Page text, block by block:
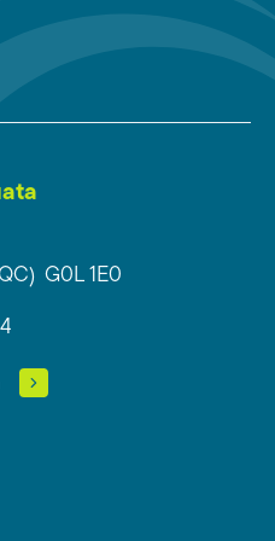
G0L 1E0